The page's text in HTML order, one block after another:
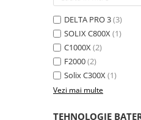
Incarcatoare solare
Incarcatoare solare MPPT
Incarcatoare solare PWM
Interfete si cabluri
Cabluri panouri fotovoltaice
Cabluri pentru echipamente
DELTA PRO 3(3)
SOLIX C800X(1)
C1000X(2)
F2000(2)
Solix C300X(1)
Vezi mai multe
TEHNOLOGIE